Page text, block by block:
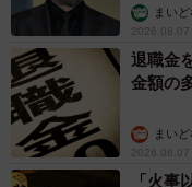
まい
2026.08.07
退職金
金額の
まい
2026.08.07
「火事